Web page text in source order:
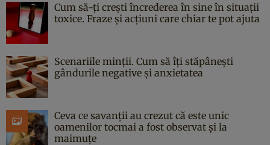
Cum să-ți crești încrederea în sine în situații
toxice. Fraze și acțiuni care chiar te pot ajuta
Scenariile minții. Cum să îți stăpânești
gândurile negative și anxietatea
Ceva ce savanții au crezut că este unic
oamenilor tocmai a fost observat și la
maimuțe